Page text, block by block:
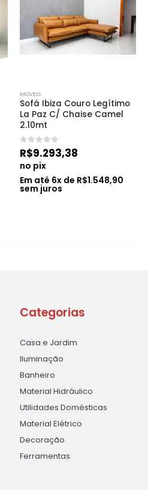
MOVEIS
Sofá Ibiza Couro Legítimo
La Paz C/ Chaise Camel
2.10mt
0de 5
R$9.293,38
no pix
Em até 6x de R$1.548,90
sem juros
Categorias
Casa e Jardim
Iluminação
Banheiro
Material Hidráulico
Utilidades Domésticas
Material Elétrico
Decoração
Ferramentas